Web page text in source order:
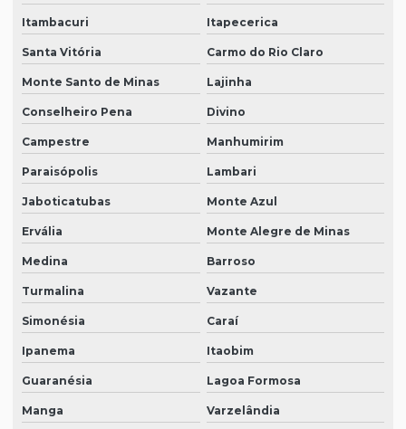
Itambacuri Itapecerica
Santa Vitória Carmo do Rio Claro
Monte Santo de Minas Lajinha
Conselheiro Pena Divino
Campestre Manhumirim
Paraisópolis Lambari
Jaboticatubas Monte Azul
Ervália Monte Alegre de Minas
Medina Barroso
Turmalina Vazante
Simonésia Caraí
Ipanema Itaobim
Guaranésia Lagoa Formosa
Manga Varzelândia